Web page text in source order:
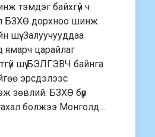
тэмдэг байхгүй ч
БЗХӨ дорхноо шинж
шүү. Залуучууддаа
ямарч царайлаг
шүү БЭЛГЭВЧ байнга
эрсдэлээс
зөвлий. БЗХӨ бүр
болжээ Монголд…